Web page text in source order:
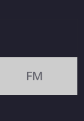
FM